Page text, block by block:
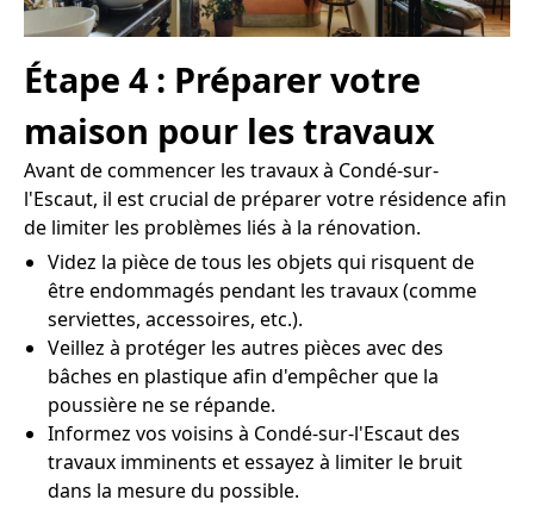
Étape 4 : Préparer votre
maison pour les travaux
Avant de commencer les travaux à Condé-sur-
l'Escaut, il est crucial de préparer votre résidence afin
de limiter les problèmes liés à la rénovation.
Videz la pièce de tous les objets qui risquent de
être endommagés pendant les travaux (comme
serviettes, accessoires, etc.).
Veillez à protéger les autres pièces avec des
bâches en plastique afin d'empêcher que la
poussière ne se répande.
Informez vos voisins à Condé-sur-l'Escaut des
travaux imminents et essayez à limiter le bruit
dans la mesure du possible.